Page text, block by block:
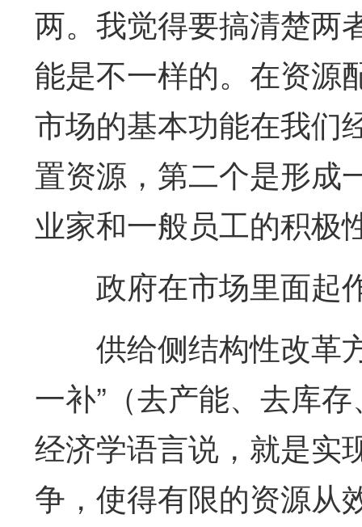
两。我觉得要搞清楚两
能是不一样的。在资源
市场的基本功能在我们
置资源，第二个是形成
业家和一般员工的积极
政府在市场里面起
供给侧结构性改革
一补”（去产能、去库
经济学语言说，就是实
争，使得有限的资源从